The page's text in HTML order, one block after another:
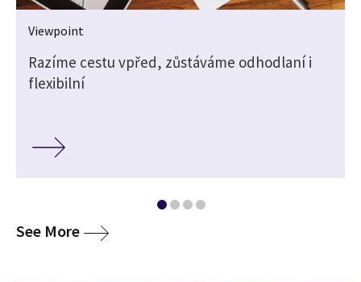
Viewpoint
Razíme cestu vpřed, zůstáváme odhodlaní i
flexibilní
See Moremedia